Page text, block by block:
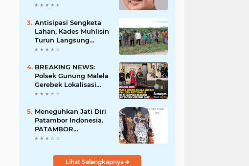
Pensiunan Guru dan
Pastikan Proses
Hukum Berjalan
Antisipasi Sengketa
Lahan, Kades Muhlisin
Turun Langsung
Tinjau Batas Wilayah
Diserobot PT Jatim
Jaya Perkasa
BREAKING NEWS:
Polsek Gunung Malela
Gerebek Lokalisasi
Bukit Maraja, Dua
Saat Diciduk Bersama
Sabu
Meneguhkan Jati Diri
Patambor Indonesia.
PATAMBOR
INDONESIA Akan
Jakarta.
Lihat Selengkapnya